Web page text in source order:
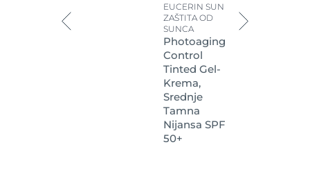
EUCERIN SUN
ZAŠTITA OD
SUNCA
Photoaging
Control
Tinted Gel-
Krema,
Srednje
Tamna
Nijansa SPF
50+